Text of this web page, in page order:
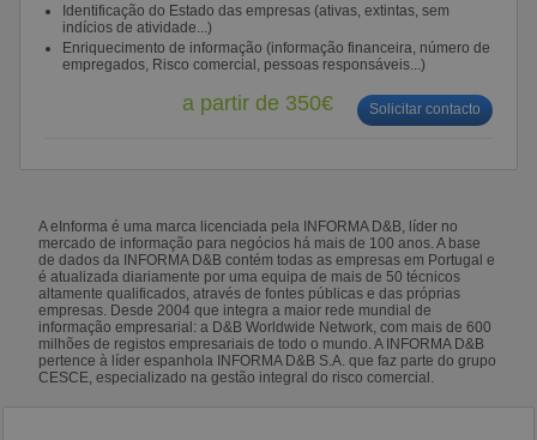
Identificação do Estado das empresas (ativas, extintas, sem
indícios de atividade...)
Enriquecimento de informação (informação financeira, número de
empregados, Risco comercial, pessoas responsáveis...)
a partir de 350€ Solicitar contacto
A eInforma é uma marca licenciada pela INFORMA D&B, líder no
mercado de informação para negócios há mais de 100 anos. A base
de dados da INFORMA D&B contém todas as empresas em Portugal e
é atualizada diariamente por uma equipa de mais de 50 técnicos
altamente qualificados, através de fontes públicas e das próprias
empresas. Desde 2004 que integra a maior rede mundial de
informação empresarial: a D&B Worldwide Network, com mais de 600
milhões de registos empresariais de todo o mundo. A INFORMA D&B
pertence à líder espanhola INFORMA D&B S.A. que faz parte do grupo
CESCE, especializado na gestão integral do risco comercial.